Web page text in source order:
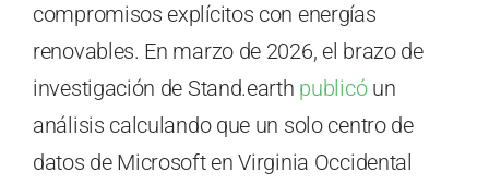
compromisos explícitos con energías
renovables. En marzo de 2026, el brazo de
investigación de Stand.earth publicóun
análisis calculando que un solo centro de
datos de Microsoft en Virginia Occidental